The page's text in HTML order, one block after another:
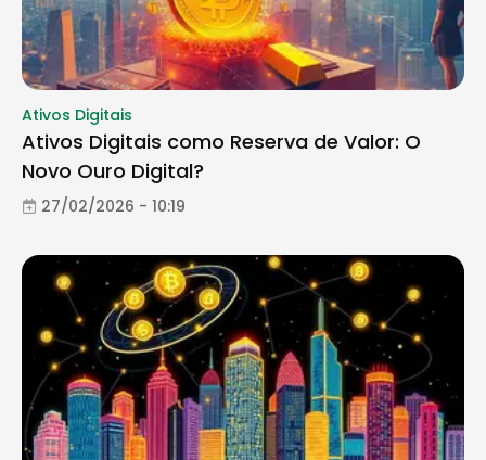
Ativos Digitais
Ativos Digitais como Reserva de Valor: O
Novo Ouro Digital?
27/02/2026 - 10:19